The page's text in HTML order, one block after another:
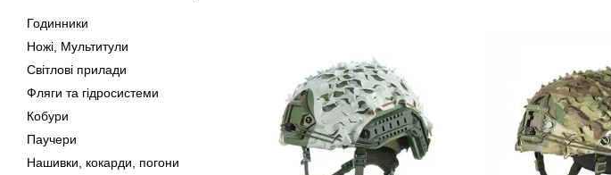
Годинники
Ножі, Мультитули
Світлові прилади
Фляги та гідросистеми
Кобури
Паучери
Нашивки, кокарди, погони